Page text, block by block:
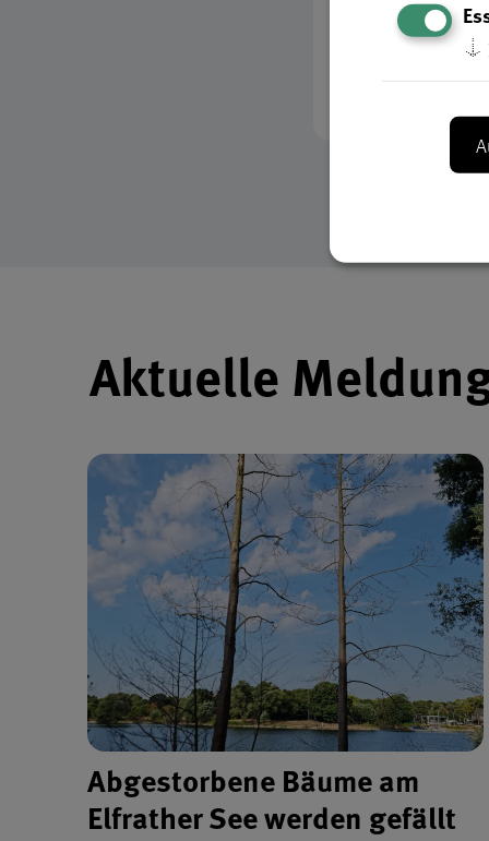
kbk-
Aktuelle
Verlinkung zu
Abgestorbene Bäume am
Elfrather See werden gefällt
↓